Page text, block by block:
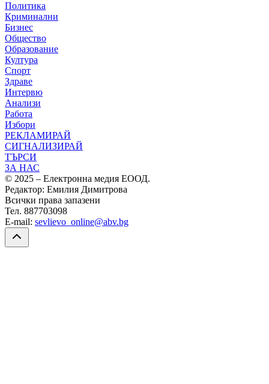
Политика
Криминални
Бизнес
Общество
Образование
Култура
Спорт
Здраве
Интервю
Анализи
Работа
Избори
РЕКЛАМИРАЙ
СИГНАЛИЗИРАЙ
ТЪРСИ
ЗА НАС
© 2025 – Електронна медия ЕООД.
Редактор: Емилия Димитрова
Всички права запазени
Тел. 887703098
E-mail: sevlievo_online@abv.bg